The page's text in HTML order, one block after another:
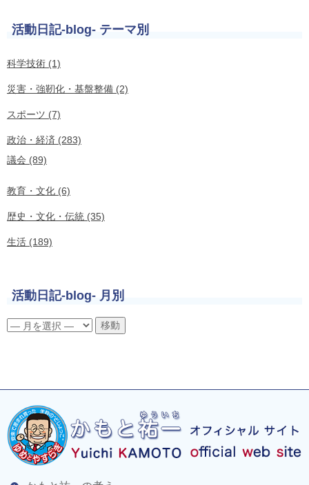
活動日記-blog- テーマ別
科学技術 (1)
災害・強靭化・基盤整備 (2)
スポーツ (7)
政治・経済 (283)
議会 (89)
教育・文化 (6)
歴史・文化・伝統 (35)
生活 (189)
活動日記-blog- 月別